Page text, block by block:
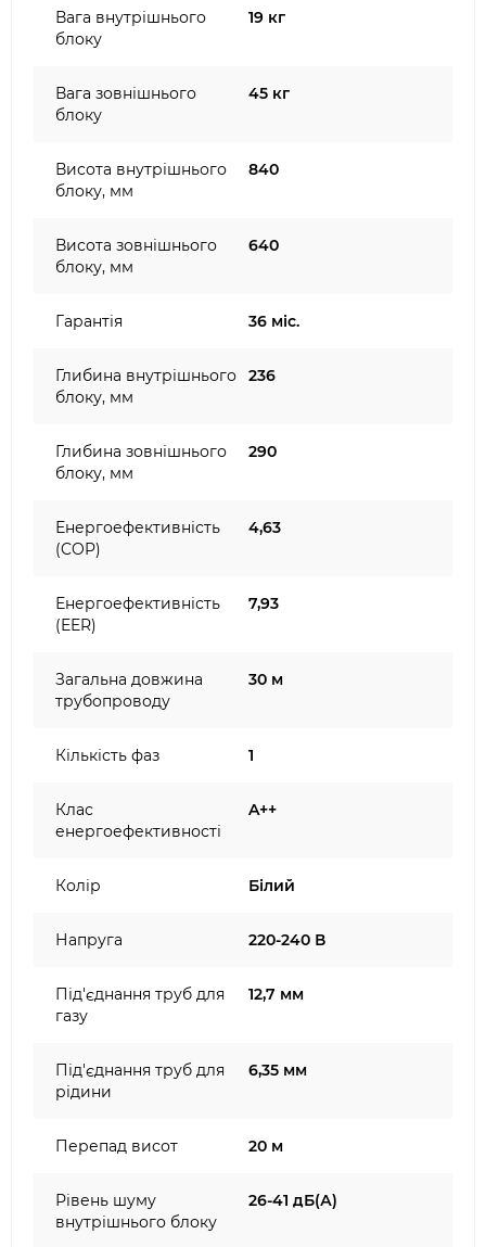
Вага внутрішнього
блоку
19 кг
Вага зовнішнього
блоку
45 кг
Висота внутрішнього
блоку, мм
840
Висота зовнішнього
блоку, мм
640
Гарантія 36 міс.
Глибина внутрішнього
блоку, мм
236
Глибина зовнішнього
блоку, мм
290
Енергоефективність
(COP)
4,63
Енергоефективність
(EER)
7,93
Загальна довжина
трубопроводу
30 м
Кількість фаз 1
Клас
енергоефективності
A++
Колір Білий
Напруга 220-240 В
Під'єднання труб для
газу
12,7 мм
Під'єднання труб для
рідини
6,35 мм
Перепад висот 20 м
Рівень шуму
внутрішнього блоку
26-41 дБ(А)